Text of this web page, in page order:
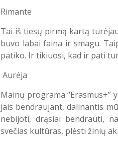
Rimante
Tai iš tiesų pirmą kartą
buvo labai faina ir smagu.
patiko. Ir tikiuosi, kad ir pati
Aurėja
Mainų programa “Erasmus+”
jais bendraujant, dalinantis
nebijoti, drąsiai bendrauti,
svečias kultūras, plėsti žinių